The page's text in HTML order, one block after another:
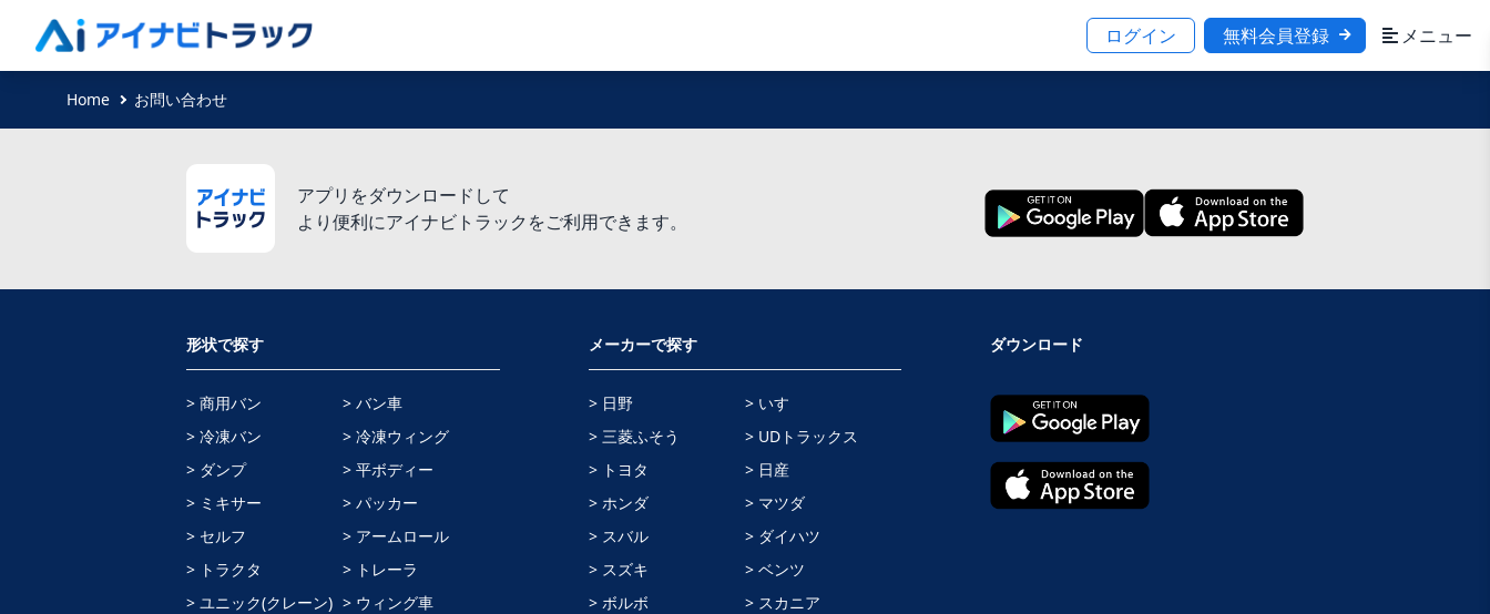
ログイン 無料会員登録 メニュー
Home お問い合わせ
アプリをダウンロードして
より便利にアイナビトラックをご利用できます。
形状で探す
> 商用バン
> バン車
> 冷凍バン
> 冷凍ウィング
> ダンプ
> 平ボディー
> ミキサー
> パッカー
> セルフ
> アームロール
> トラクタ
> トレーラ
> ユニック(クレーン) > ウィング車
メーカーで探す
> 日野
> いすゞ
> 三菱ふそう
> UDトラックス
> トヨタ
> 日産
> ホンダ
> マツダ
> スバル
> ダイハツ
> スズキ
> ベンツ
> ボルボ
> スカニア
ダウンロード